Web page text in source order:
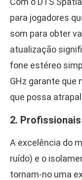
para jogadores
som para obter
atualização
fone estéreo
GHz garante que
que possa
2.
A excelência do
ruído) e o
tornam-no uma